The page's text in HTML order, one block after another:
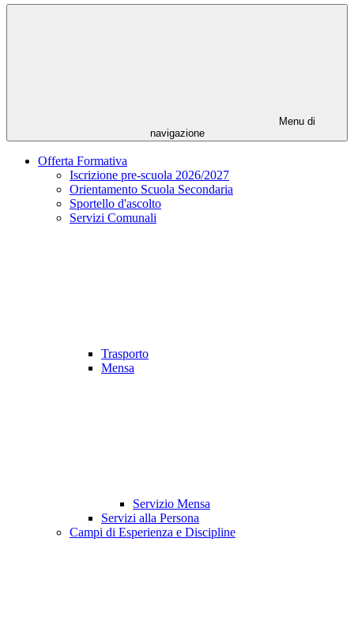
Menu di
navigazione
Offerta Formativa
Iscrizione pre-scuola 2026/2027
Orientamento Scuola Secondaria
Sportello d'ascolto
Servizi Comunali
Trasporto
Mensa
Servizio Mensa
Servizi alla Persona
Campi di Esperienza e Discipline